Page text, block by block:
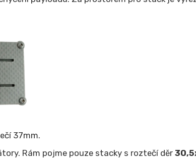
37mm.
Rám pojme pouze stacky s roztečí děr